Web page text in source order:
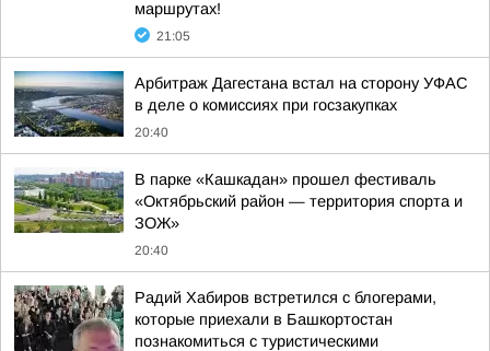
маршрутах!
21:05
Арбитраж Дагестана встал на сторону УФАС
в деле о комиссиях при госзакупках
20:40
В парке «Кашкадан» прошел фестиваль
«Октябрьский район — территория спорта и
ЗОЖ»
20:40
Радий Хабиров встретился с блогерами,
которые приехали в Башкортостан
познакомиться с туристическими